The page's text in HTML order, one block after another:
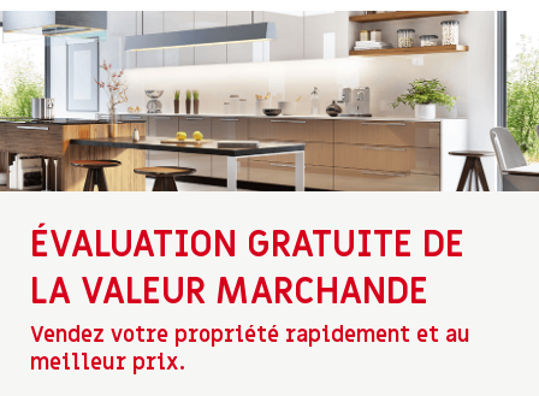
ÉVALUATION GRATUITE DE
LA VALEUR MARCHANDE
Vendez votre propriété rapidement et au
meilleur prix.